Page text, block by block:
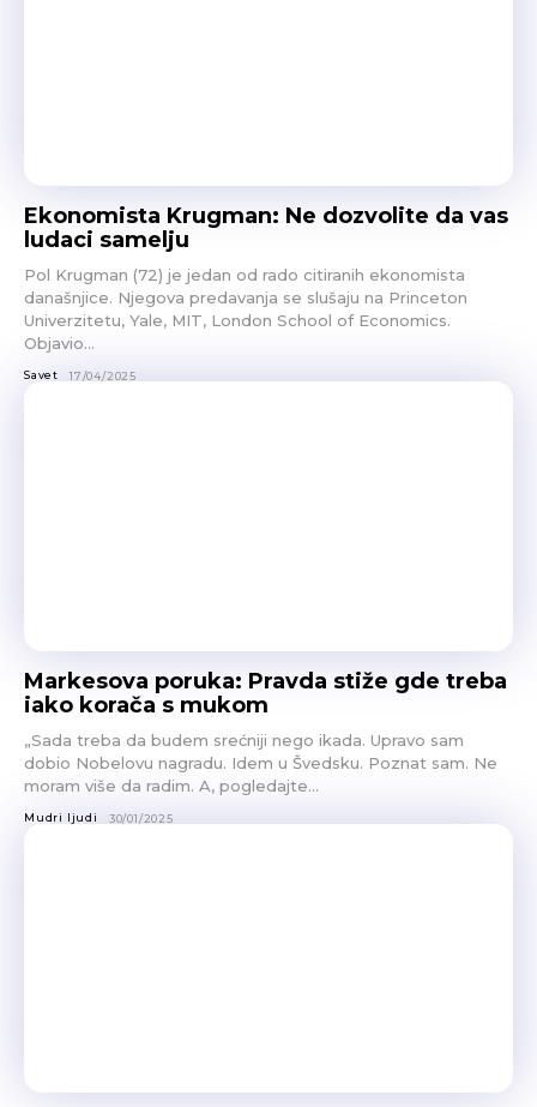
Ekonomista Krugman: Ne dozvolite da vas
ludaci samelju
Pol Krugman (72) je jedan od rado citiranih ekonomista
današnjice. Njegova predavanja se slušaju na Princeton
Univerzitetu, Yale, MIT, London School of Economics.
Objavio...
Savet 17/04/2025
Markesova poruka: Pravda stiže gde treba
iako korača s mukom
„Sada treba da budem srećniji nego ikada. Upravo sam
dobio Nobelovu nagradu. Idem u Švedsku. Poznat sam. Ne
moram više da radim. A, pogledajte...
Mudri ljudi 30/01/2025